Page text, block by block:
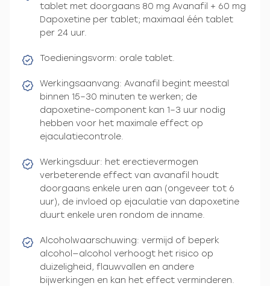
tablet met doorgaans 80 mg Avanafil + 60 mg
Dapoxetine per tablet; maximaal één tablet
per 24 uur.
Toedieningsvorm: orale tablet.
Werkingsaanvang: Avanafil begint meestal
binnen 15–30 minuten te werken; de
dapoxetine-component kan 1–3 uur nodig
hebben voor het maximale effect op
ejaculatiecontrole.
Werkingsduur: het erectievermogen
verbeterende effect van avanafil houdt
doorgaans enkele uren aan (ongeveer tot 6
uur), de invloed op ejaculatie van dapoxetine
duurt enkele uren rondom de inname.
Alcoholwaarschuwing: vermijd of beperk
alcohol—alcohol verhoogt het risico op
duizeligheid, flauwvallen en andere
bijwerkingen en kan het effect verminderen.